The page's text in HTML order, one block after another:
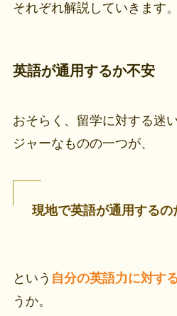
それぞれ解説していきます。
英語が通用するか不安
おそらく、留学に対する迷
ジャーなものの一つが、
現地で英語が通用する
という 自分の英語力に対す
うか。